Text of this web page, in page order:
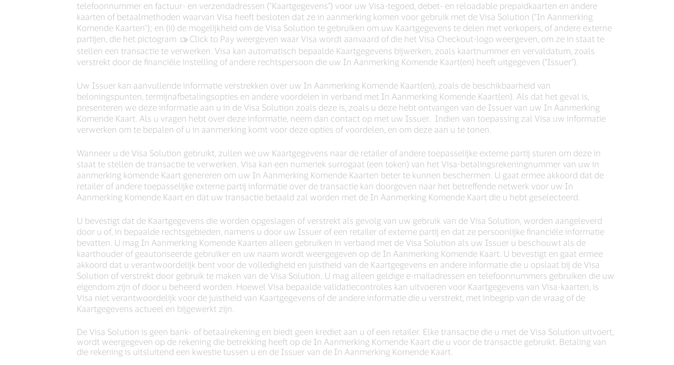
telefoonnummer en factuur- en verzendadressen ("Kaartgegevens") voor uw Visa-tegoed, debet- en reloadable prepaidkaarten en andere
kaarten of betaalmethoden waarvan Visa heeft besloten dat ze in aanmerking komen voor gebruik met de Visa Solution ("In Aanmerking
Komende Kaarten"); en (ii) de mogelijkheid om de Visa Solution te gebruiken om uw Kaartgegevens te delen met verkopers, of andere externe
partijen, die het pictogram
Click to Pay weergeven waar Visa wordt aanvaard of die het Visa Checkout-logo weergeven, om ze in staat te
stellen een transactie te verwerken. Visa kan automatisch bepaalde Kaartgegevens bijwerken, zoals kaartnummer en vervaldatum, zoals
verstrekt door de financiële instelling of andere rechtspersoon die uw In Aanmerking Komende Kaart(en) heeft uitgegeven (“Issuer”).
Uw Issuer kan aanvullende informatie verstrekken over uw In Aanmerking Komende Kaart(en), zoals de beschikbaarheid van
beloningspunten, termijnafbetalingsopties en andere voordelen in verband met In Aanmerking Komende Kaart(en). Als dat het geval is,
presenteren we deze informatie aan u in de Visa Solution zoals deze is, zoals u deze hebt ontvangen van de Issuer van uw In Aanmerking
Komende Kaart. Als u vragen hebt over deze informatie, neem dan contact op met uw Issuer. Indien van toepassing zal Visa uw informatie
verwerken om te bepalen of u in aanmerking komt voor deze opties of voordelen, en om deze aan u te tonen.
Wanneer u de Visa Solution gebruikt, zullen we uw Kaartgegevens naar de retailer of andere toepasselijke externe partij sturen om deze in
staat te stellen de transactie te verwerken. Visa kan een numeriek surrogaat (een token) van het Visa-betalingsrekeningnummer van uw in
aanmerking komende Kaart genereren om uw In Aanmerking Komende Kaarten beter te kunnen beschermen. U gaat ermee akkoord dat de
retailer of andere toepasselijke externe partij informatie over de transactie kan doorgeven naar het betreffende netwerk voor uw In
Aanmerking Komende Kaart en dat uw transactie betaald zal worden met de In Aanmerking Komende Kaart die u hebt geselecteerd.
U bevestigt dat de Kaartgegevens die worden opgeslagen of verstrekt als gevolg van uw gebruik van de Visa Solution, worden aangeleverd
door u of, in bepaalde rechtsgebieden, namens u door uw Issuer of een retailer of externe partij en dat ze persoonlijke financiële informatie
bevatten. U mag In Aanmerking Komende Kaarten alleen gebruiken in verband met de Visa Solution als uw Issuer u beschouwt als de
kaarthouder of geautoriseerde gebruiker en uw naam wordt weergegeven op de In Aanmerking Komende Kaart. U bevestigt en gaat ermee
akkoord dat u verantwoordelijk bent voor de volledigheid en juistheid van de Kaartgegevens en andere informatie die u opslaat bij de Visa
Solution of verstrekt door gebruik te maken van de Visa Solution. U mag alleen geldige e-mailadressen en telefoonnummers gebruiken die uw
eigendom zijn of door u beheerd worden. Hoewel Visa bepaalde validatiecontroles kan uitvoeren voor Kaartgegevens van Visa-kaarten, is
Visa niet verantwoordelijk voor de juistheid van Kaartgegevens of de andere informatie die u verstrekt, met inbegrip van de vraag of de
Kaartgegevens actueel en bijgewerkt zijn.
De Visa Solution is geen bank- of betaalrekening en biedt geen krediet aan u of een retailer. Elke transactie die u met de Visa Solution uitvoert,
wordt weergegeven op de rekening die betrekking heeft op de In Aanmerking Komende Kaart die u voor de transactie gebruikt. Betaling van
die rekening is uitsluitend een kwestie tussen u en de Issuer van de In Aanmerking Komende Kaart.